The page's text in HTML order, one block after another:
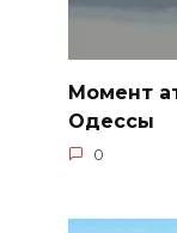
Момент
Одессы
0